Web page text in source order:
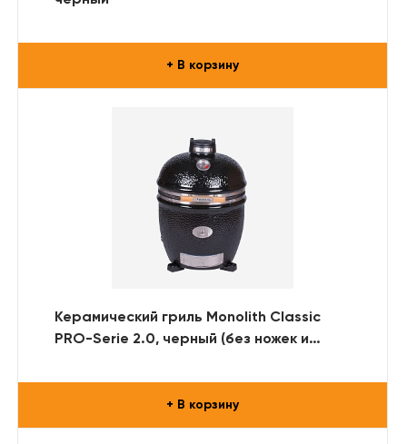
+ В корзину
Керамический гриль Monolith Classic
PRO-Serie 2.0, черный (без ножек и
+ В корзину